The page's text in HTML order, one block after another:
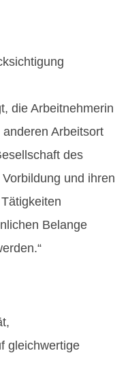
die Arbeitnehmerin
Arbeitsort
des
und ihren
Belange
gleichwertige